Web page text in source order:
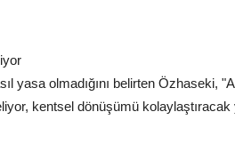
yasa olmadığını belirten Özhaseki,
kentsel dönüşümü